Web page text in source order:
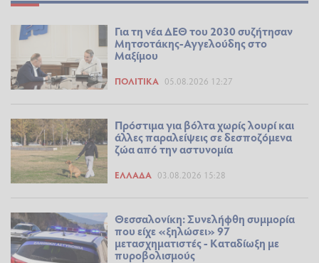
Για τη νέα ΔΕΘ του 2030 συζήτησαν
Μητσοτάκης-Αγγελούδης στο
Μαξίμου
ΠΟΛΙΤΙΚΆ 05.08.2026 12:27
Πρόστιμα για βόλτα χωρίς λουρί και
άλλες παραλείψεις σε δεσποζόμενα
ζώα από την αστυνομία
ΕΛΛΆΔΑ 03.08.2026 15:28
Θεσσαλονίκη: Συνελήφθη συμμορία
που είχε «ξηλώσει» 97
μετασχηματιστές - Καταδίωξη με
πυροβολισμούς